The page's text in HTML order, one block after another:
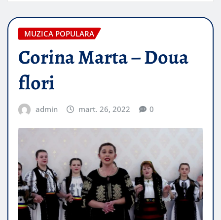
MUZICA POPULARA
Corina Marta – Doua
flori
admin mart. 26, 2022 0